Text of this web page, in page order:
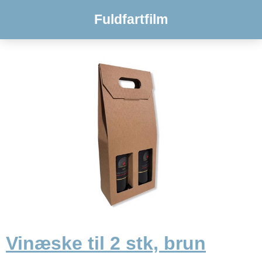
Fuldfartfilm
Vinæske til 2 stk, brun